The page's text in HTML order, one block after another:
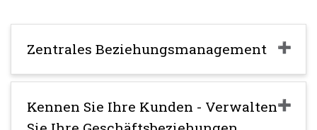
Zentrales Beziehungsmanagement
Kennen Sie Ihre Kunden - Verwalten